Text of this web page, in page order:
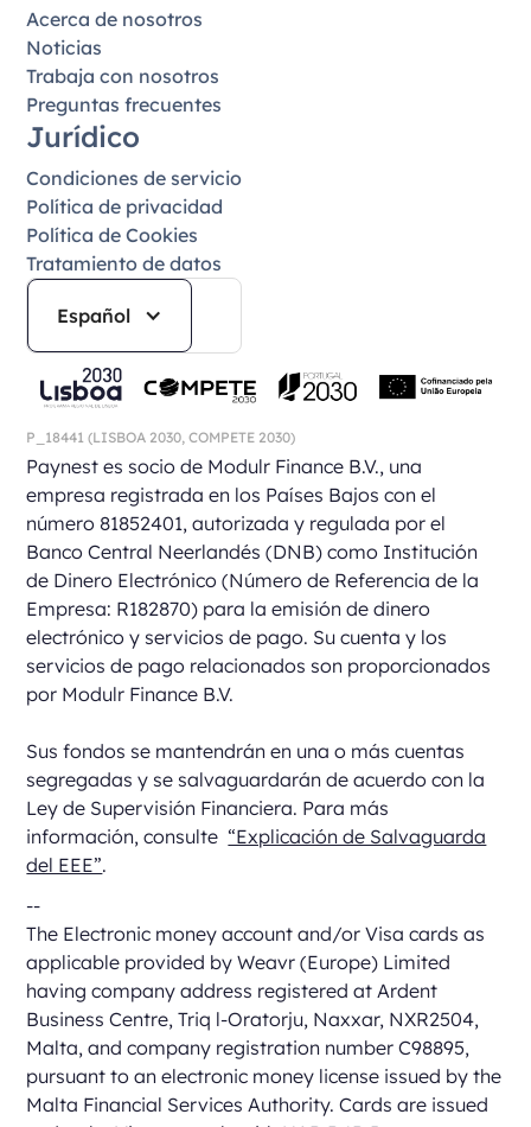
Acerca de nosotros
Noticias
Trabaja con nosotros
Preguntas frecuentes
Jurídico
Condiciones de servicio
Política de privacidad
Política de Cookies
Tratamiento de datos
Español
P_18441(LISBOA 2030, COMPETE 2030)
Paynest es socio de Modulr Finance B.V., una
empresa registrada en los Países Bajos con el
número 81852401, autorizada y regulada por el
Banco Central Neerlandés (DNB) como Institución
de Dinero Electrónico (Número de Referencia de la
Empresa: R182870) para la emisión de dinero
electrónico y servicios de pago. Su cuenta y los
servicios de pago relacionados son proporcionados
por Modulr Finance B.V.
Sus fondos se mantendrán en una o más cuentas
segregadas y se salvaguardarán de acuerdo con la
Ley de Supervisión Financiera. Para más
información, consulte“Explicación de Salvaguarda
del EEE”.
--
The Electronic money account and/or Visa cards as
applicable provided by Weavr (Europe) Limited
having company address registered at Ardent
Business Centre, Triq l-Oratorju, Naxxar, NXR2504,
Malta, and company registration number C98895,
pursuant to an electronic money license issued by the
Malta Financial Services Authority. Cards are issued